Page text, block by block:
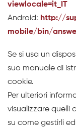
viewlocale=it_IT
Android: http://
mobile/bin/
Se si usa un
suo manuale di
cookie.
Per ulteriori
visualizzare quelli
su come gestirli